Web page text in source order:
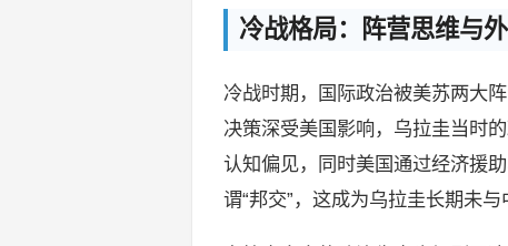
冷战格局：阵营思维与
冷战时期，国际政治被美苏两大
决策深受美国影响，乌拉圭当时
认知偏见，同时美国通过经济援
谓“邦交”，这成为乌拉圭长期未